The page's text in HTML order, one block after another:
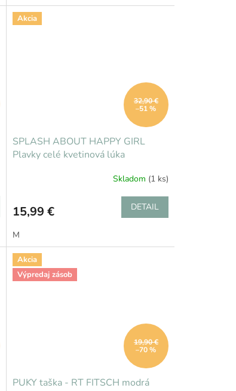
Akcia
32,90 €
–51 %
SPLASH ABOUT HAPPY GIRL
Plavky celé kvetinová lúka
Skladom (1 ks)
15,99 € DETAIL
M
Akcia
Výpredaj zásob
19,90 €
–70 %
PUKY taška - RT FITSCH modrá